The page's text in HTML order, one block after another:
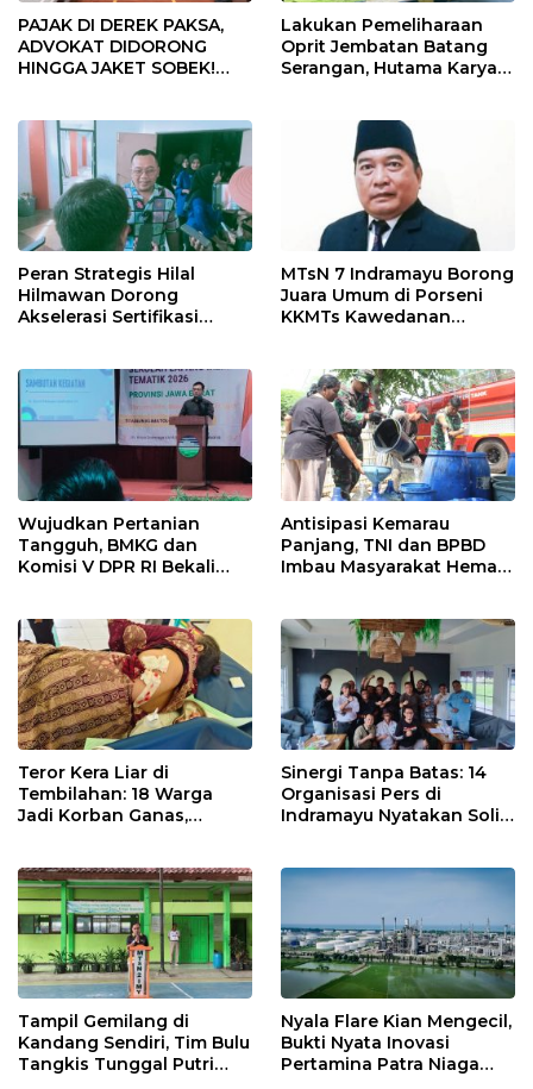
PAJAK DI DEREK PAKSA,
ADVOKAT DIDORONG
HINGGA JAKET SOBEK!
Pekanbaru!
Lakukan Pemeliharaan
Oprit Jembatan Batang
Serangan, Hutama Karya
Peran Strategis Hilal
Hilmawan Dorong
Akselerasi Sertifikasi
Indramayu
MTsN 7 Indramayu Borong
Juara Umum di Porseni
KKMTs Kawedanan
Wujudkan Pertanian
Tangguh, BMKG dan
Komisi V DPR RI Bekali
Antisipasi Kemarau
Panjang, TNI dan BPBD
Imbau Masyarakat Hemat
Teror Kera Liar di
Tembilahan: 18 Warga
Jadi Korban Ganas,
Sinergi Tanpa Batas: 14
Organisasi Pers di
Indramayu Nyatakan Solid
Tampil Gemilang di
Kandang Sendiri, Tim Bulu
Tangkis Tunggal Putri
Nyala Flare Kian Mengecil,
Bukti Nyata Inovasi
Pertamina Patra Niaga